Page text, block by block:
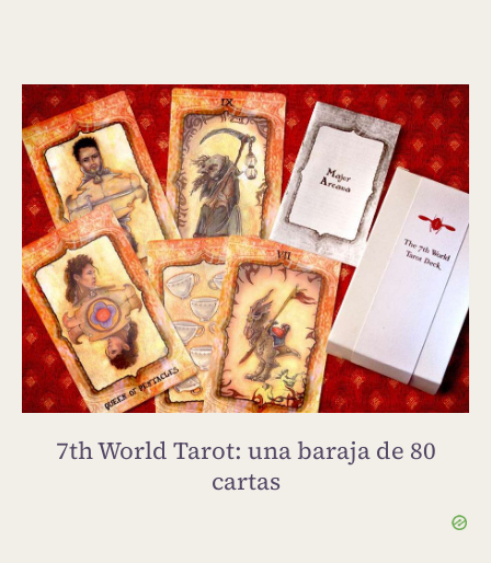
7th World Tarot: una baraja de 80
cartas